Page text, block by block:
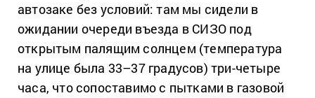
автозаке без условий: там мы сидели в
ожидании очереди въезда в СИЗО под
открытым палящим солнцем (температура
на улице была 33–37 градусов) три-четыре
часа, что сопоставимо с пытками в газовой